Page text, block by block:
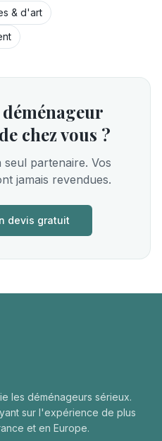
& d'art
chez vous ?
partenaire. Vos
jamais revendues.
devis gratuit
les déménageurs sérieux.
sur l'expérience de plus
et en Europe.